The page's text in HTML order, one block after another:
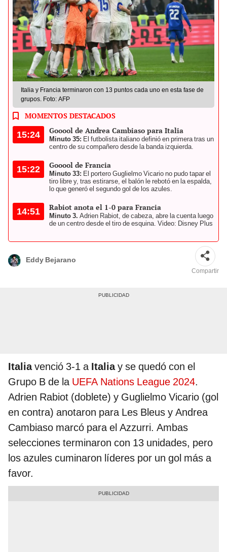
Italia y Francia terminaron con 13 puntos cada uno en esta fase de
grupos. Foto: AFP
MOMENTOS DESTACADOS
15:24 Gooool de Andrea Cambiaso para Italia
Minuto 35: El futbolista italiano definió en primera tras un
centro de su compañero desde la banda izquierda.
15:22 Gooool de Francia
Minuto 33: El portero Guglielmo Vicario no pudo tapar el
tiro libre y, tras estirarse, el balón le rebotó en la espalda,
lo que generó el segundo gol de los azules.
14:51 Rabiot anota el 1-0 para Francia
Minuto 3. Adrien Rabiot, de cabeza, abre la cuenta luego
de un centro desde el tiro de esquina. Video: Disney Plus
Eddy Bejarano
Compartir
Italiavenció 3-1 a Italiay se quedó con el
Grupo B de la UEFA Nations League 2024.
Adrien Rabiot (doblete) y Guglielmo Vicario (gol
en contra) anotaron para Les Bleus y Andrea
Cambiaso marcó para el Azzurri. Ambas
selecciones terminaron con 13 unidades, pero
los azules cuminaron líderes por un gol más a
favor.